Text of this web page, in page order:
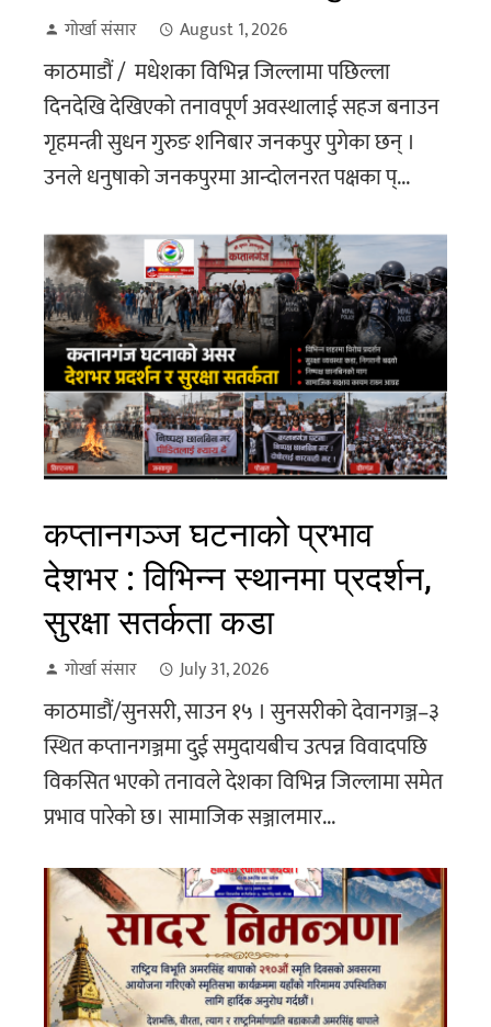
गोर्खा संसार August 1, 2026
काठमाडौं / मधेशका विभिन्न जिल्लामा पछिल्ला
दिनदेखि देखिएको तनावपूर्ण अवस्थालाई सहज बनाउन
गृहमन्त्री सुधन गुरुङ शनिबार जनकपुर पुगेका छन् ।
उनले धनुषाको जनकपुरमा आन्दोलनरत पक्षका प्...
कप्तानगञ्ज घटनाको प्रभाव
देशभर : विभिन्न स्थानमा प्रदर्शन,
सुरक्षा सतर्कता कडा
गोर्खा संसार July 31, 2026
काठमाडौं/सुनसरी, साउन १५ । सुनसरीको देवानगञ्ज–३
स्थित कप्तानगञ्जमा दुई समुदायबीच उत्पन्न विवादपछि
विकसित भएको तनावले देशका विभिन्न जिल्लामा समेत
प्रभाव पारेको छ। सामाजिक सञ्जालमार...